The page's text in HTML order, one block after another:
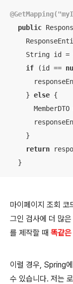
public
String id =
if (id ==
    }
else {
MemberDTO
    }
return
  }
마이페이지 조회 코
그인 검사에 더 많
를 제작할 때 똑같
이럴 경우, Spring
수 있습니다. 저는